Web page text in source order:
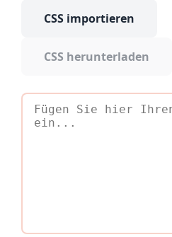
CSS importieren
CSS herunterladen